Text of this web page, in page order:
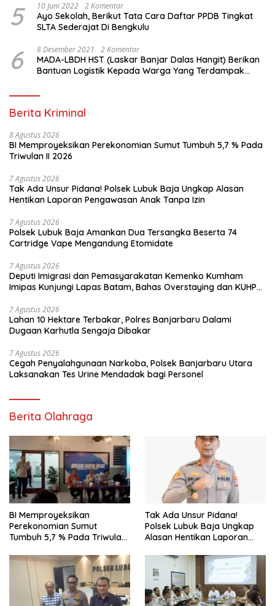
5 10 Juni 2022 2 Komentar
Ayo Sekolah, Berikut Tata Cara Daftar PPDB Tingkat
SLTA Sederajat Di Bengkulu
6 8 Desember 2021 2 Komentar
MADA-LBDH HST (Laskar Banjar Dalas Hangit) Berikan
Bantuan Logistik Kepada Warga Yang Terdampak
Berita Kriminal
8 Agustus 2026
BI Memproyeksikan Perekonomian Sumut Tumbuh 5,7 % Pada
Triwulan II 2026
7 Agustus 2026
Tak Ada Unsur Pidana! Polsek Lubuk Baja Ungkap Alasan
Hentikan Laporan Pengawasan Anak Tanpa Izin
7 Agustus 2026
Polsek Lubuk Baja Amankan Dua Tersangka Beserta 74
Cartridge Vape Mengandung Etomidate
7 Agustus 2026
Deputi Imigrasi dan Pemasyarakatan Kemenko Kumham
Imipas Kunjungi Lapas Batam, Bahas Overstaying dan KUHP
7 Agustus 2026
Lahan 10 Hektare Terbakar, Polres Banjarbaru Dalami
Dugaan Karhutla Sengaja Dibakar
7 Agustus 2026
Cegah Penyalahgunaan Narkoba, Polsek Banjarbaru Utara
Laksanakan Tes Urine Mendadak bagi Personel
Berita Olahraga
BI Memproyeksikan
Perekonomian Sumut
Tumbuh 5,7 % Pada Triwulan
Tak Ada Unsur Pidana!
Polsek Lubuk Baja Ungkap
Alasan Hentikan Laporan